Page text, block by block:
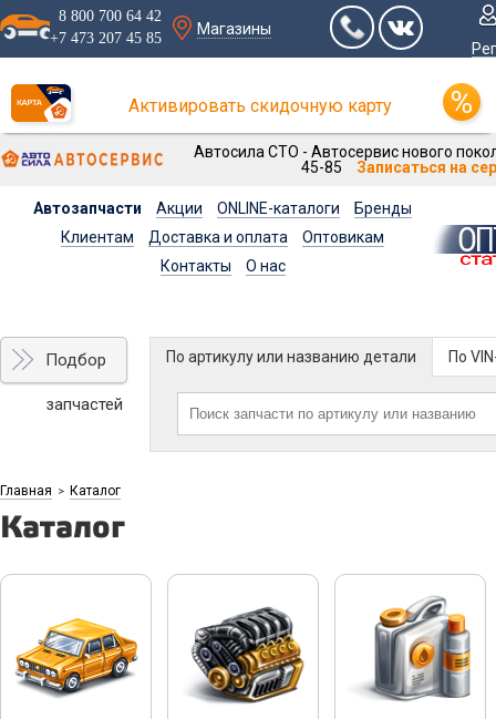
8 800 700 64 42
+7 473 207 45 85
Магазины
Активировать скидочную карту
Автосила СТО - Автосервис нового
45-85
Записаться на
Автозапчасти Акции ONLINE-каталоги
Бренды
Клиентам
Доставка и оплата
Оптовикам
Контакты
О нас
Подбор
запчастей
По артикулу или названию детали По
Главная > Каталог
Каталог